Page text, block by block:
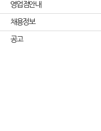
영업점안내
채용정보
공고